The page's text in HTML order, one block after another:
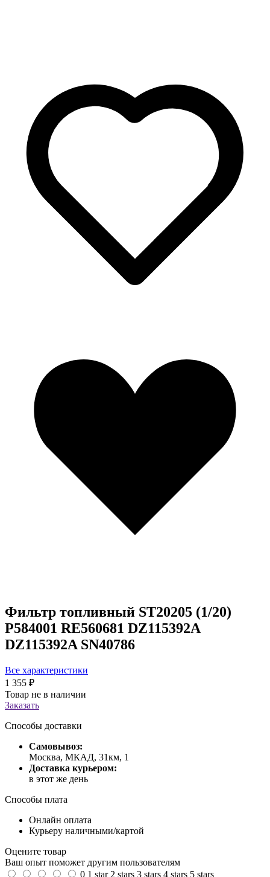
Фильтр топливный ST20205 (1/20)
P584001 RE560681 DZ115392A
DZ115392A SN40786
Все характеристики
1 355 ₽
Товар не в наличии
Заказать
Способы доставки
Самовывоз:
Москва, МКАД, 31км, 1
Доставка курьером:
в этот же день
Способы плата
Онлайн оплата
Курьеру наличными/картой
Оцените товар
Ваш опыт поможет другим пользователям
0 1 star 2 stars 3 stars 4 stars 5 stars